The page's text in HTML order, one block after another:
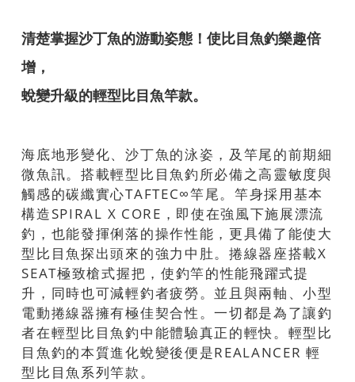
清楚掌握沙丁魚的游動姿態！使比目魚釣樂趣倍
增，
蛻變升級的輕型比目魚竿款。
海底地形變化、沙丁魚的泳姿，及竿尾的前期細
微魚訊。搭載輕型比目魚釣所必備之高靈敏度與
觸感的碳纖實心TAFTEC∞竿尾。竿身採用基本
構造SPIRAL X CORE，即使在強風下施展漂流
釣，也能發揮俐落的操作性能，更具備了能使大
型比目魚探出頭來的強力中肚。捲線器座搭載X
SEAT極致槍式握把，使釣竿的性能飛躍式提
升，同時也可減輕釣者疲勞。並且與兩軸、小型
電動捲線器擁有極佳契合性。一切都是為了讓釣
者在輕型比目魚釣中能體驗真正的輕快。輕型比
目魚釣的本質進化蛻變後便是REALANCER 輕
型比目魚系列竿款。